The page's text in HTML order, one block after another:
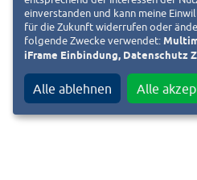
einverstanden und kann meine
für die Zukunft widerrufen oder
folgende Zwecke verwendet:
iFrame Einbindung, Datenschutz
Alle ablehnen Alle